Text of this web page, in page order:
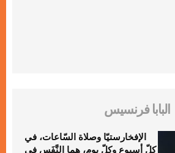
البابا فرنسيس
الإفخارستيّا وصلاة السّاعات، في
كلّ أسبوع وكلّ يوم، هما النَّفَس في